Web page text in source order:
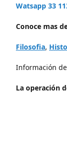
Watsapp 33
Conoce mas
Filosofia,
Información
La operación